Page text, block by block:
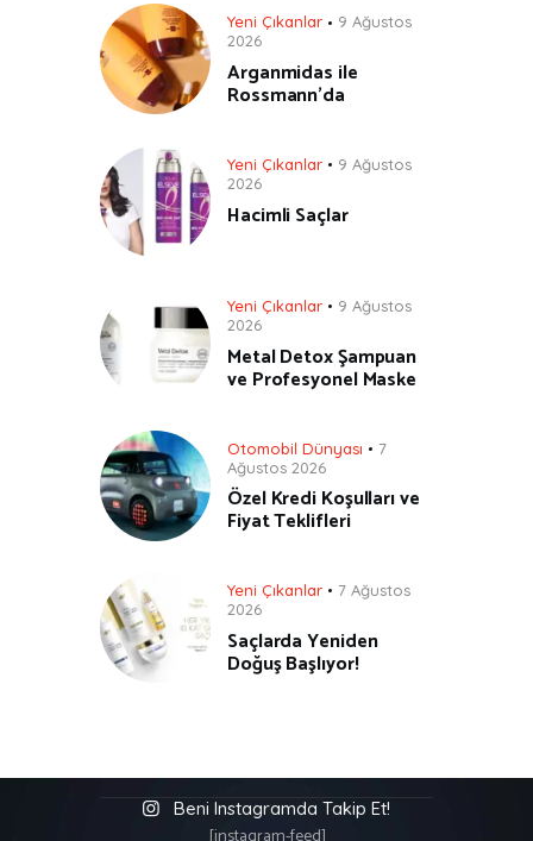
Yeni Çıkanlar
9 Ağustos
2026
Arganmidas ile
Rossmann’da
Yeni Çıkanlar
9 Ağustos
2026
Hacimli Saçlar
Yeni Çıkanlar
9 Ağustos
2026
Metal Detox Şampuan
ve Profesyonel Maske
Otomobil Dünyası
7
Ağustos 2026
Özel Kredi Koşulları ve
Fiyat Teklifleri
Yeni Çıkanlar
7 Ağustos
2026
Saçlarda Yeniden
Doğuş Başlıyor!
Beni Instagramda Takip Et!